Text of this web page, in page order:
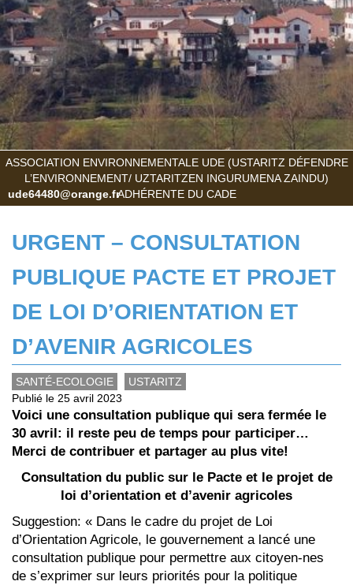
ASSOCIATION ENVIRONNEMENTALE UDE (USTARITZ DÉFENDRE
L’ENVIRONNEMENT/ UZTARITZEN INGURUMENA ZAINDU)
ADHÉRENTE DU CADE
ude64480@orange.fr
URGENT – CONSULTATION
PUBLIQUE PACTE ET PROJET
DE LOI D’ORIENTATION ET
D’AVENIR AGRICOLES
SANTÉ-ECOLOGIE
USTARITZ
Publié le 25 avril 2023
Voici une consultation publique qui sera fermée le
30 avril: il reste peu de temps pour participer…
Merci de contribuer et partager au plus vite!
Consultation du public sur le Pacte et le projet de
loi d’orientation et d’avenir agricoles
Suggestion: « Dans le cadre du projet de Loi
d’Orientation Agricole, le gouvernement a lancé une
consultation publique pour permettre aux citoyen-nes
de s’exprimer sur leurs priorités pour la politique